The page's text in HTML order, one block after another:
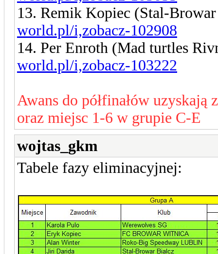
13. Remik Kopiec (Stal-
world.pl/i,zobacz-102908
14. Per Enroth (Mad turtles
world.pl/i,zobacz-103222
Awans do półfinałów
oraz miejsc 1-6 w grupie C-E
wojtas_gkm
Tabele fazy eliminacyjnej: